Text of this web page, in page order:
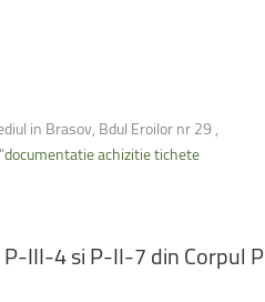
in Brasov, Bdul Eroilor nr 29 ,
documentatie achizitie tichete
P-III-4siP-II-7dinCorpul P